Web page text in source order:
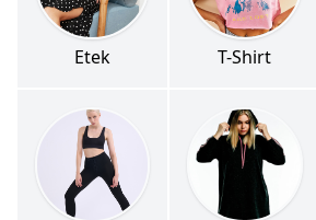
Etek T-Shirt